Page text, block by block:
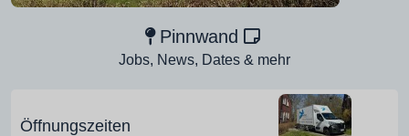
Pinnwand
Jobs, News, Dates & mehr
Öffnungszeiten